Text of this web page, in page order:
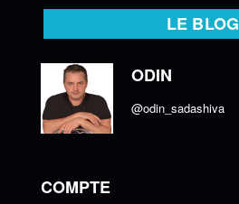
LE BLOG
ODIN
@odin_sadashiva
COMPTE